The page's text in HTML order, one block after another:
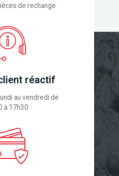
de rechange.
réactif
au vendredi de
à 17h30